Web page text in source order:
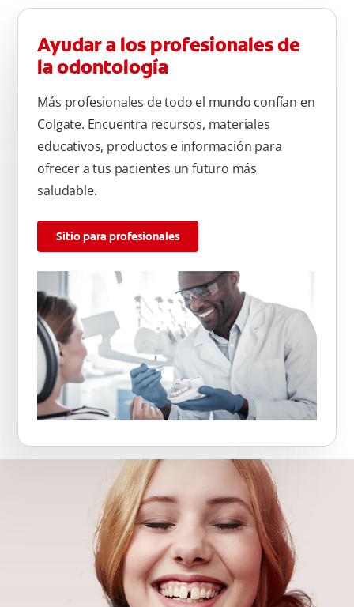
Ayudar a los profesionales de
la odontología
Más profesionales de todo el mundo confían en
Colgate. Encuentra recursos, materiales
educativos, productos e información para
ofrecer a tus pacientes un futuro más
saludable.
Sitio para profesionales